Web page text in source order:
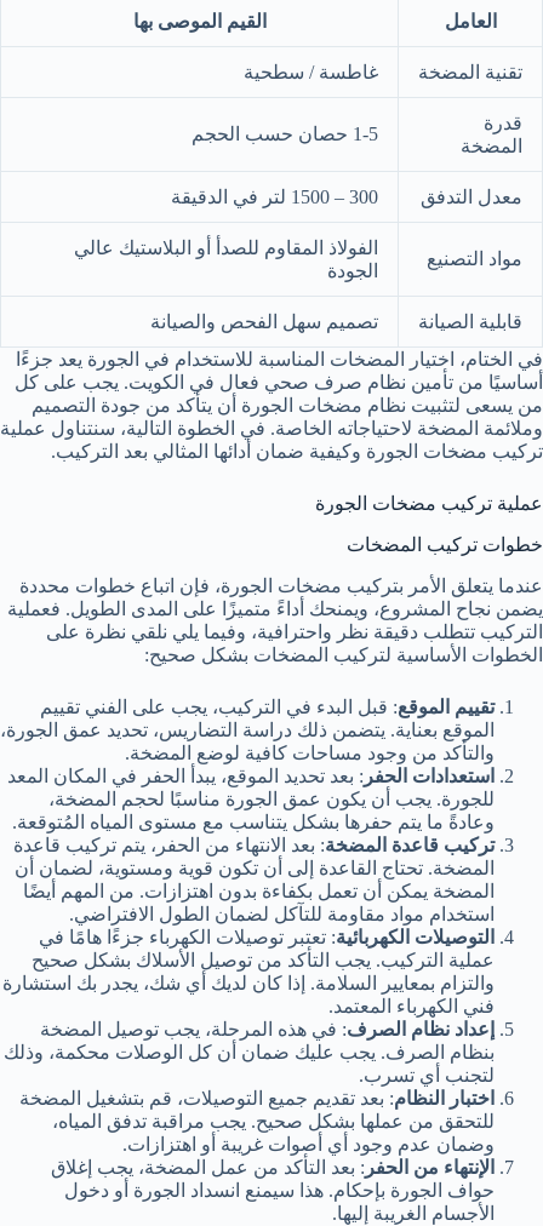
العامل القيم الموصى بها
تقنية المضخة غاطسة / سطحية
قدرة
المضخة
1-5 حصان حسب الحجم
معدل التدفق 300 – 1500 لتر في الدقيقة
مواد التصنيع
الفولاذ المقاوم للصدأ أو البلاستيك عالي
الجودة
قابلية الصيانة
تصميم سهل الفحص والصيانة
في الختام، اختيار المضخات المناسبة للاستخدام في الجورة يعد جزءًا
أساسيًا من تأمين نظام صرف صحي فعال في الكويت. يجب على كل
من يسعى لتثبيت نظام مضخات الجورة أن يتأكد من جودة التصميم
وملائمة المضخة لاحتياجاته الخاصة. في الخطوة التالية، سنتناول عملية
تركيب مضخات الجورة وكيفية ضمان أدائها المثالي بعد التركيب.
عملية تركيب مضخات الجورة
خطوات تركيب المضخات
عندما يتعلق الأمر بتركيب مضخات الجورة، فإن اتباع خطوات محددة
يضمن نجاح المشروع، ويمنحك أداءً متميزًا على المدى الطويل. فعملية
التركيب تتطلب دقيقة نظر واحترافية، وفيما يلي نلقي نظرة على
الخطوات الأساسية لتركيب المضخات بشكل صحيح:
تقييم الموقع: قبل البدء في التركيب، يجب على الفني تقييم
الموقع بعناية. يتضمن ذلك دراسة التضاريس، تحديد عمق الجورة،
والتأكد من وجود مساحات كافية لوضع المضخة.
استعدادات الحفر : بعد تحديد الموقع، يبدأ الحفر في المكان المعد
للجورة. يجب أن يكون عمق الجورة مناسبًا لحجم المضخة،
وعادةً ما يتم حفرها بشكل يتناسب مع مستوى المياه المُتوقعة.
تركيب قاعدة المضخة: بعد الانتهاء من الحفر، يتم تركيب قاعدة
المضخة. تحتاج القاعدة إلى أن تكون قوية ومستوية، لضمان أن
المضخة يمكن أن تعمل بكفاءة بدون اهتزازات. من المهم أيضًا
استخدام مواد مقاومة للتآكل لضمان الطول الافتراضي.
التوصيلات الكهربائية: تعتبر توصيلات الكهرباء جزءًا هامًا في
عملية التركيب. يجب التأكد من توصيل الأسلاك بشكل صحيح
والتزام بمعايير السلامة. إذا كان لديك أي شك، يجدر بك استشارة
فني الكهرباء المعتمد.
إعداد نظام الصرف: في هذه المرحلة، يجب توصيل المضخة
بنظام الصرف. يجب عليك ضمان أن كل الوصلات محكمة، وذلك
لتجنب أي تسرب.
اختبار النظام: بعد تقديم جميع التوصيلات، قم بتشغيل المضخة
للتحقق من عملها بشكل صحيح. يجب مراقبة تدفق المياه،
وضمان عدم وجود أي أصوات غريبة أو اهتزازات.
الإنتهاء من الحفر : بعد التأكد من عمل المضخة، يجب إغلاق
حواف الجورة بإحكام. هذا سيمنع انسداد الجورة أو دخول
الأجسام الغريبة إليها.